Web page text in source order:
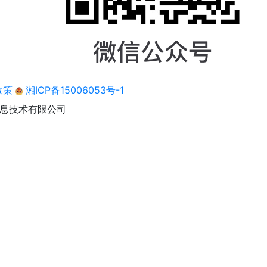
策
湘ICP备15006053号-1
技术有限公司